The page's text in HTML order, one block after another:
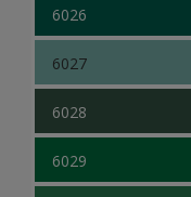
6026
6027
6028
6029